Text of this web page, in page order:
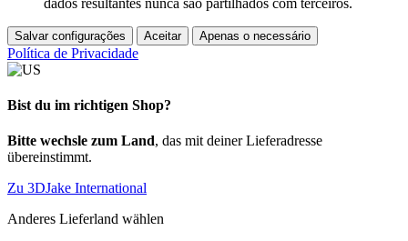
Salvar configurações Aceitar Apenas o necessário
Política de Privacidade
Bist du im richtigen Shop?
Bitte wechsle zum Land, das mit deiner Lieferadresse
übereinstimmt.
Zu 3DJake International
Anderes Lieferland wählen